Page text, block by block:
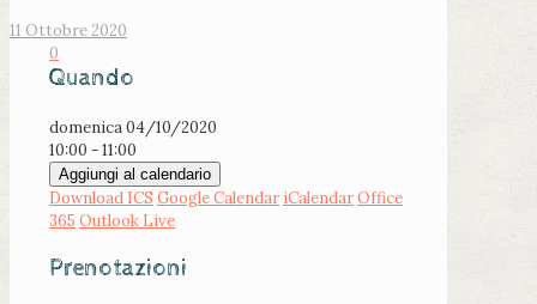
11 Ottobre 2020
0
Quando
domenica 04/10/2020
10:00 - 11:00
Aggiungi al calendario
Download ICS Google Calendar iCalendarOffice
365 Outlook Live
Prenotazioni